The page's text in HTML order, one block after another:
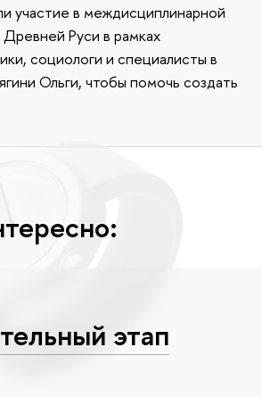
участие в междисциплинарной
Руси в рамках
социологи и специалисты в
Ольги, чтобы помочь создать
этап